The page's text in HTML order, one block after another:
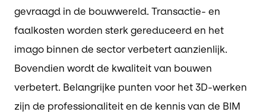
gevraagd in de bouwwereld. Transactie- en
faalkosten worden sterk gereduceerd en het
imago binnen de sector verbetert aanzienlijk.
Bovendien wordt de kwaliteit van bouwen
verbetert. Belangrijke punten voor het 3D-werken
zijn de professionaliteit en de kennis van de BIM